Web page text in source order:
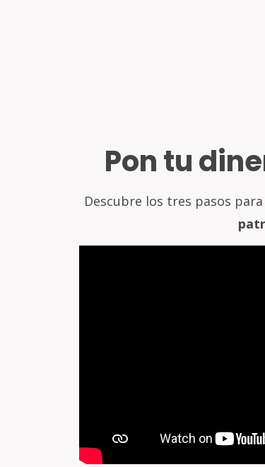
Pon tu
Descubre los tres pasos para